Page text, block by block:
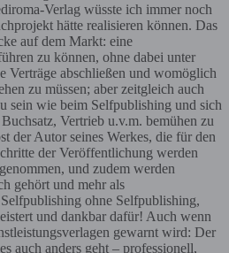
Verlag wüsste ich immer noch
hätte realisieren können. Das
auf dem Markt: eine
zu können, ohne dabei unter
Verträge abschließen und womöglich
zu müssen; aber zeitgleich auch
sein wie beim Selfpublishing und sich
Vertrieb u.v.m. bemühen zu
der Autor seines Werkes, die für den
der Veröffentlichung werden
und zudem werden
gehört und mehr als
ohne Selfpublishing,
und dankbar dafür! Auch wenn
gewarnt wird: Der
auch anders geht – professionell,